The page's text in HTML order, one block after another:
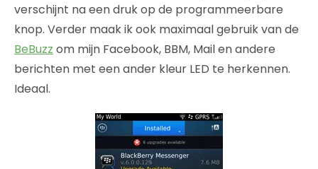
verschijnt na een druk op de programmeerbare
knop. Verder maak ik ook maximaal gebruik van de
BeBuzz om mijn Facebook, BBM, Mail en andere
berichten met een ander kleur LED te herkennen.
Ideaal.